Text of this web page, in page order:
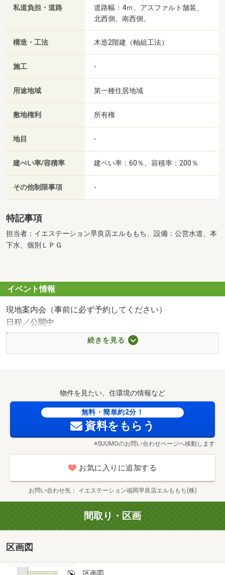
私道負担・道路
道路幅：4ｍ、アスファルト舗装、
北西側。南西側。
構造・工法 木造2階建（軸組工法）
施工 -
用途地域 第一種住居地域
敷地権利 所有権
地目 -
建ぺい率/容積率 建ペい率：60％、容積率：200％
その他制限事項 -
特記事項
担当者：イエステーション早良店エルももち、設備：公営水道、本
下水、個別ＬＰＧ
イベント情報
現地案内会（事前に必ず予約してください）
日程／公開中
時間／9:00～18:00
〇●〇ご見学・ご案内について〇●〇
またお客様のご指定場所（自宅・最寄り駅など）で
お待ち合わせをしてからのご案内も承っております。
（もちろん無料です）
※夜間のご見学も可能です。（要事前相談）
〇●〇お気軽にご相談ください〇●〇
・何から始めて良いのかわからない。
・ネットに載っていない物件が知りたい。
・とりあえずお家を見てみたい。
などなど、まずはお気軽にご相談ください。
続きを見る
物件を見たい、住環境の情報など
無料・簡単約2分！
資料をもらう
※SUUMOのお問い合わせページへ移動します
お気に入りに追加する
お問い合わせ先 イエステーション福岡早良店エルももち(株)
間取り・区画
区画図